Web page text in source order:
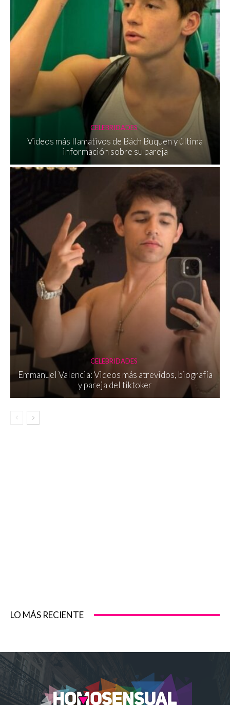
CELEBRIDADES
Videos más llamativos de Bách Buquen y última
información sobre su pareja
CELEBRIDADES
Emmanuel Valencia: Videos más atrevidos, biografía
y pareja del tiktoker
LO MÁS RECIENTE